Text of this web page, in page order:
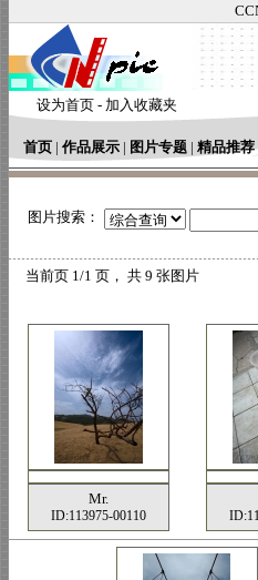
设为首页 - 加入收藏夹
首页 | 作品展示 | 图片专题 | 精品推荐
图片搜索：
当前页 1/1 页， 共 9 张图片
Mr.
ID:113975-00110